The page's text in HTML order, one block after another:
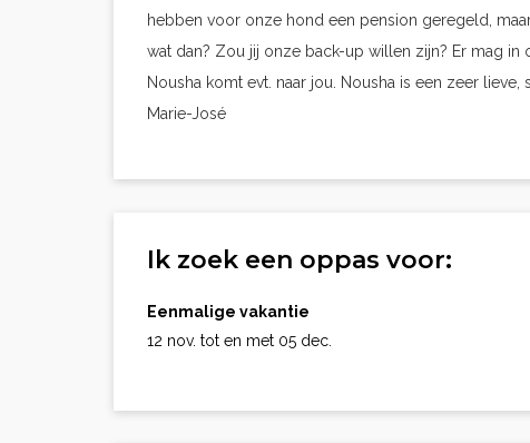
hebben voor onze hond een pension geregeld,
wat dan? Zou jij onze back-up willen zijn? Er mag
Nousha komt evt. naar jou. Nousha is een zeer
Marie-José
Ik zoek een oppas voor:
Eenmalige vakantie
12 nov. tot en met 05 dec.